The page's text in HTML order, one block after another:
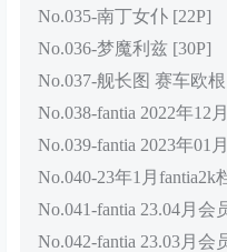
No.035-南丁女仆 [22P]
No.036-梦魔利兹 [30P]
No.037-舰长图 赛车欧
No.038-fantia 2022年12
No.039-fantia 2023年01
No.040-23年1月fantia2k
No.041-fantia 23.04月
No.042-fantia 23.03月